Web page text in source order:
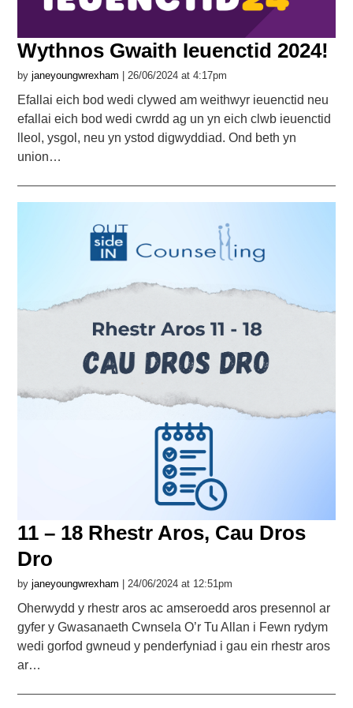
Wythnos Gwaith Ieuenctid 2024!
byjaneyoungwrexham | 26/06/2024 at 4:17pm
Efallai eich bod wedi clywed am weithwyr ieuenctid neu
efallai eich bod wedi cwrdd ag un yn eich clwb ieuenctid
lleol, ysgol, neu yn ystod digwyddiad. Ond beth yn
union…
11 – 18 Rhestr Aros, Cau Dros
Dro
byjaneyoungwrexham | 24/06/2024 at 12:51pm
Oherwydd y rhestr aros ac amseroedd aros presennol ar
gyfer y Gwasanaeth Cwnsela O’r Tu Allan i Fewn rydym
wedi gorfod gwneud y penderfyniad i gau ein rhestr aros
ar…